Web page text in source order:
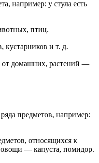
например: у стула есть
птиц.
кустарников и т. д.
домашних, растений —
предметов, например:
относящихся к
— капуста, помидор.